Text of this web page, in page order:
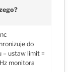
do
– ustaw limit =
monitora